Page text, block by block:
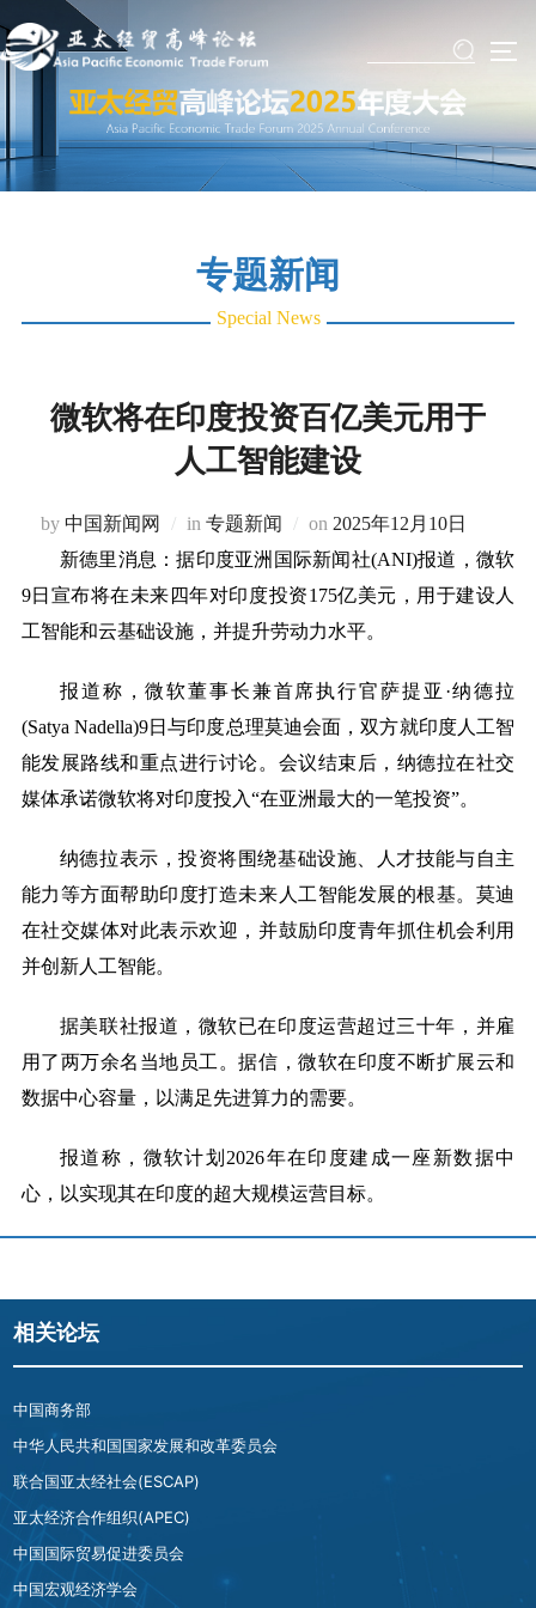
to
专题新闻
Special News
微软将在印度投资百亿美元用于
人工智能建设
by中国新闻网 in专题新闻 on Posted
on
2025年12月10日
新德里消息：据印度亚洲国际新闻社(ANI)报道，微软
9日宣布将在未来四年对印度投资175亿美元，用于建设人
工智能和云基础设施，并提升劳动力水平。
报道称，微软董事长兼首席执行官萨提亚 ·纳德拉
(Satya Nadella)9日与印度总理莫迪会面，双方就印度人工智
能发展路线和重点进行讨论。会议结束后，纳德拉在社交
媒体承诺微软将对印度投入“在亚洲最大的一笔投资”。
纳德拉表示，投资将围绕基础设施、人才技能与自主
能力等方面帮助印度打造未来人工智能发展的根基。莫迪
在社交媒体对此表示欢迎，并鼓励印度青年抓住机会利用
并创新人工智能。
据美联社报道，微软已在印度运营超过三十年，并雇
用了两万余名当地员工。据信，微软在印度不断扩展云和
数据中心容量，以满足先进算力的需要。
报道称，微软计划 2026年在印度建成一座新数据中
心，以实现其在印度的超大规模运营目标。
相关论坛
中国商务部
中华人民共和国国家发展和改革委员会
联合国亚太经社会(ESCAP)
亚太经济合作组织(APEC)
中国国际贸易促进委员会
中国宏观经济学会